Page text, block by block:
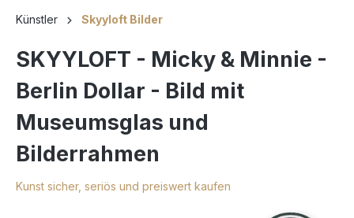
Künstler Skyyloft Bilder
SKYYLOFT - Micky & Minnie -
Berlin Dollar - Bild mit
Museumsglas und
Bilderrahmen
Kunst sicher, seriös und preiswert kaufen